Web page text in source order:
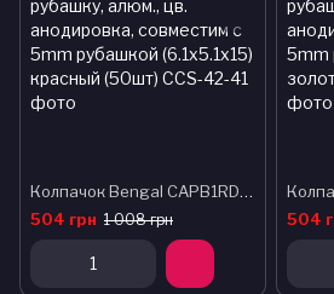
Колпачок Bengal CAPB1RD на тормозную рубашку, алюм., цв. анодировка, совместим с 5mm рубашкой (6.1x5.1x15) красный (50шт)
504 грн 1 008 грн
504